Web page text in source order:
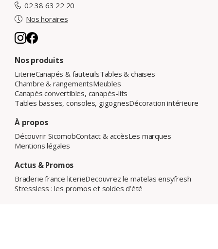
02 38 63 22 20
Nos horaires
Nos produits
LiterieCanapés & fauteuilsTables & chaises
Chambre & rangementsMeubles
Canapés convertibles, canapés-lits
Tables basses, consoles, gigognesDécoration intérieure
À propos
Découvrir SicomobContact & accèsLes marques
Mentions légales
Actus & Promos
Braderie france literieDecouvrez le matelas ensyfresh
Stressless : les promos et soldes d’été